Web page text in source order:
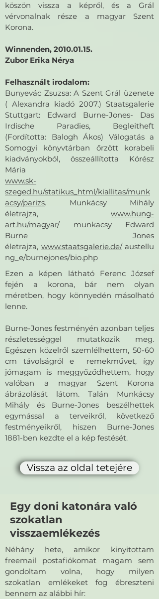
köszön vissza a képről, és a Grál
vérvonalnak része a magyar Szent
Korona.
Winnenden, 2010.01.15.
Zubor Erika Nérya
Felhasznált irodalom:
Bunyevác Zsuzsa: A Szent Grál üzenete
( Alexandra kiadó 2007.) Staatsgalerie
Stuttgart: Edward Burne-Jones- Das
Irdische Paradies, Begleitheft
(Fordította: Balogh Ákos) Válogatás a
Somogyi könyvtárban őrzött korabeli
kiadványokból, összeállította Kórész
Mária
www.sk-
szeged.hu/statikus_html/kiallitas/munk
acsy/parizs. Munkácsy Mihály
életrajza, www.hung-
art.hu/magyar/munkacsy Edward
Burne Jones
életrajza, www.staatsgalerie.de/austellu
ng_e/burnejones/bio.php
Ezen a képen látható Ferenc József
fején a korona, bár nem olyan
méretben, hogy könnyedén másolható
lenne.
Burne-Jones festményén azonban teljes
részletességgel mutatkozik meg.
Egészen közelről szemlélhettem, 50-60
cm távolságról e remekművet, így
jómagam is meggyőződhettem, hogy
valóban a magyar Szent Korona
ábrázolását látom. Talán Munkácsy
Mihály és Burne-Jones beszélhettek
egymással a terveikről, következő
festményeikről, hiszen Burne-Jones
1881-ben kezdte el a kép festését.
Vissza az oldal tetejére
Egy doni katonára való
szokatlan
visszaemlékezés
Néhány hete, amikor kinyitottam
freemail postafiókomat magam sem
gondoltam volna, hogy milyen
szokatlan emlékeket fog ébreszteni
bennem az alábbi hír: